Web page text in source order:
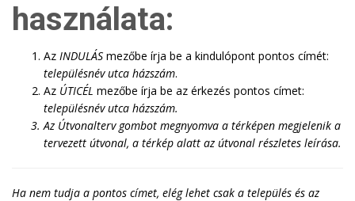
használata:
Az INDULÁS mezőbe írja be a kindulópont pontos címét:
településnév utca házszám.
Az ÚTICÉL mezőbe írja be az érkezés pontos címet:
településnév utca házszám.
Az Útvonaltervgombot megnyomva a térképen megjelenik a
tervezett útvonal, a térkép alatt az útvonal részletes leírása.
Ha nem tudja a pontos címet, elég lehet csak a település és az